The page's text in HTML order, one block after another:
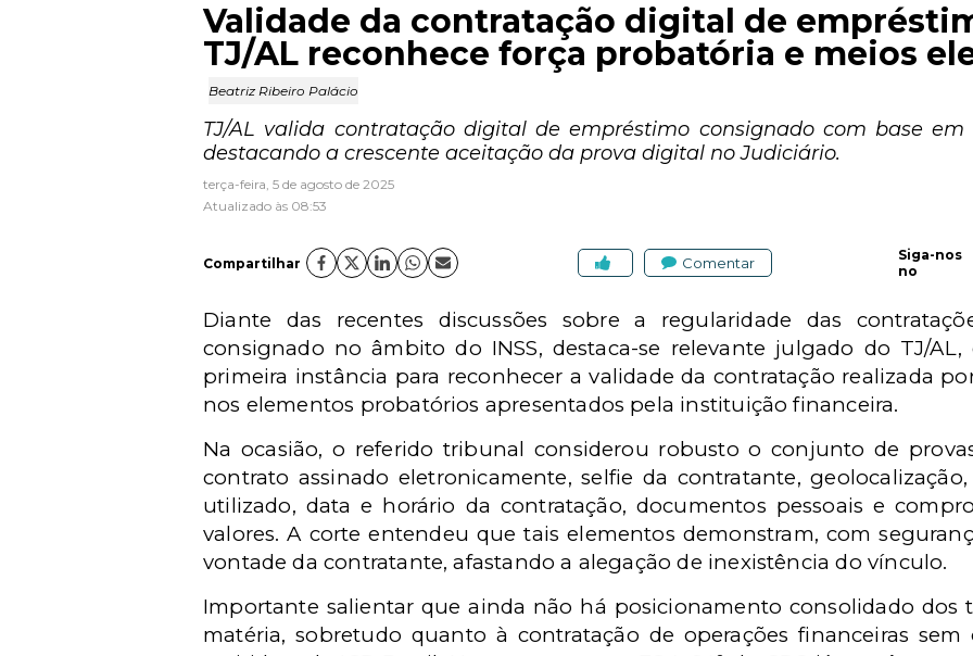
Validade da contratação digital de
TJ/AL reconhece força probatória e meios
Beatriz Ribeiro Palácio
TJ/AL valida contratação digital de empréstimo consignado com base em
destacando a crescente aceitação da prova digital no Judiciário.
terça-feira, 5 de agosto de 2025
Atualizado às 08:53
Compartilhar Comentar
Siga-nos
no
Diante das recentes discussões sobre a regularidade das
consignado no âmbito do INSS, destaca-se relevante julgado do TJ/
primeira instância para reconhecer a validade da contratação realizada
nos elementos probatórios apresentados pela instituição financeira.
Na ocasião, o referido tribunal considerou robusto o conjunto de
contrato assinado eletronicamente, selfie da contratante,
utilizado, data e horário da contratação, documentos pessoais e
valores. A corte entendeu que tais elementos demonstram, com
vontade da contratante, afastando a alegação de inexistência do vínculo.
Importante salientar que ainda não há posicionamento consolidado dos
matéria, sobretudo quanto à contratação de operações financeiras